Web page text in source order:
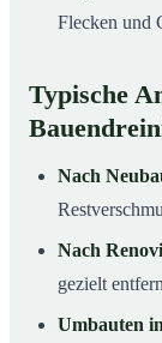
Flecken und
Typische
Nach
Nach
gezielt
Umbauten